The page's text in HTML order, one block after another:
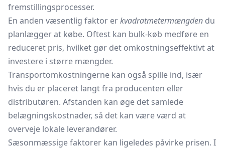
fremstillingsprocesser.
En anden væsentlig faktor erkvadratmetermængden du
planlægger at købe. Oftest kan bulk-køb medføre en
reduceret pris, hvilket gør det omkostningseffektivt at
investere i større mængder.
Transportomkostningerne kan også spille ind, især
hvis du er placeret langt fra producenten eller
distributøren. Afstanden kan øge det samlede
belægningskostnader, så det kan være værd at
overveje lokale leverandører.
Sæsonmæssige faktorer kan ligeledes påvirke prisen. I